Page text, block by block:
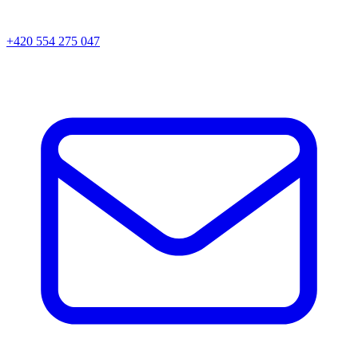
+420 554 275 047